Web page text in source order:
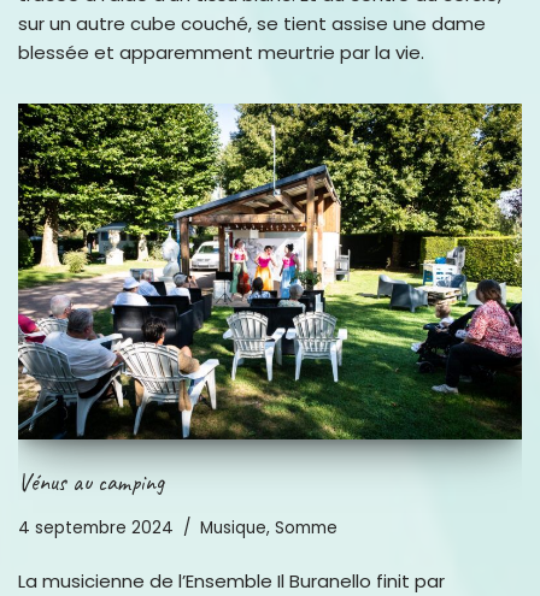
sur un autre cube couché, se tient assise une dame
blessée et apparemment meurtrie par la vie.
Vénus au camping
4 septembre 2024 Musique, Somme
La musicienne de l’Ensemble Il Buranello finit par